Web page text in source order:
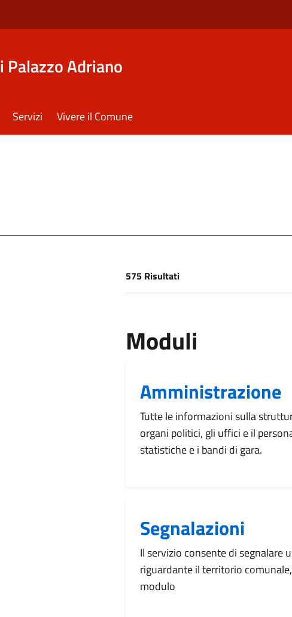
Palazzo Adriano
Servizi Vivere il Comune
[results]
575 Risultati
Moduli
Amministrazione
Tutte le informazioni sulla
organi politici, gli uffici e il
statistiche e i bandi di gara.
Segnalazioni
Il servizio consente di segnalare
riguardante il territorio
modulo